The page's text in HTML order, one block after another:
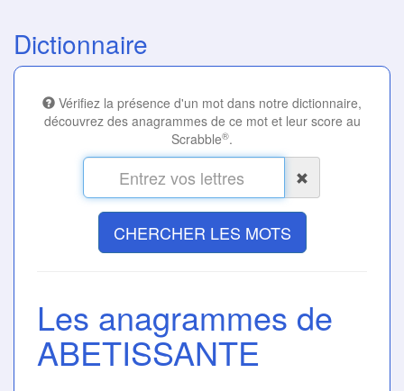
Dictionnaire
Vérifiez la présence d'un mot dans notre dictionnaire,
découvrez des anagrammes de ce mot et leur score au
Scrabble®.
CHERCHER LES MOTS
Les anagrammes de
ABETISSANTE